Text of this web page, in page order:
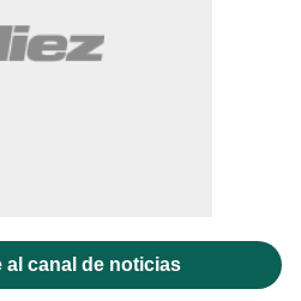
al canal de noticias